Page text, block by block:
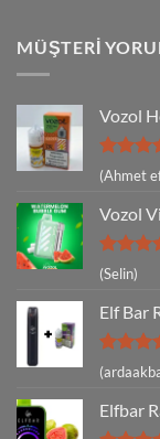
MÜŞTERI
Vozol
5
5
(Ahmet
Vozol
5
5
oy aldı
(Selin)
Elf Bar
5
5
Elfbar